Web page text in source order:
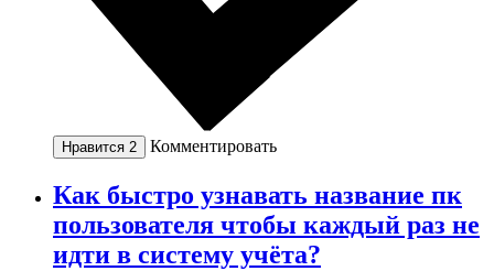
Нравится 2 Комментировать
Как быстро узнавать название пк
пользователя чтобы каждый раз не
идти в систему учёта?